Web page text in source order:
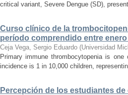
critical variant, Severe Dengue (SD),
Curso clínico de la
período comprendido entre
Ceja Vega, Sergio Eduardo (Universidad
Primary immune thrombocytopenia is
incidence is 1 in 10,000 children,
Percepción de los estudiantes